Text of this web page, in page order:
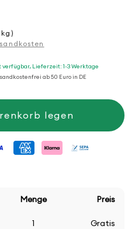
verfügbar, Lieferzeit: 1-3 Werktage
ab 50 Euro in DE
legen
Menge Preis
1 Gratis